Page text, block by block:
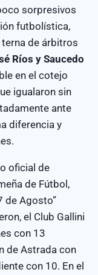
sorpresivos
futbolística,
de árbitros
Ríos y Saucedo
en el cotejo
igualaron sin
ante
diferencia y
oficial de
de Fútbol,
de Agosto”
el Club Gallini
con 13
de Astrada con
con 10. En el